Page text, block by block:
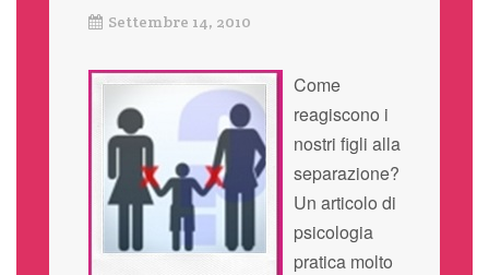
Settembre 14, 2010
Come
reagiscono i
nostri figli alla
separazione?
Un articolo di
psicologia
pratica molto